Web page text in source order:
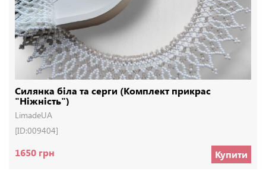
Силянка біла та серги (Комплект прикрас
"Ніжність")
LimadeUA
[ID:009404]
1650 грн Купити